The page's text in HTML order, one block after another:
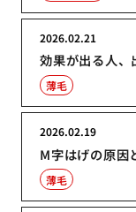
効果が出る人、
2026.02.21
薄毛
M字はげの原因
2026.02.19
薄毛